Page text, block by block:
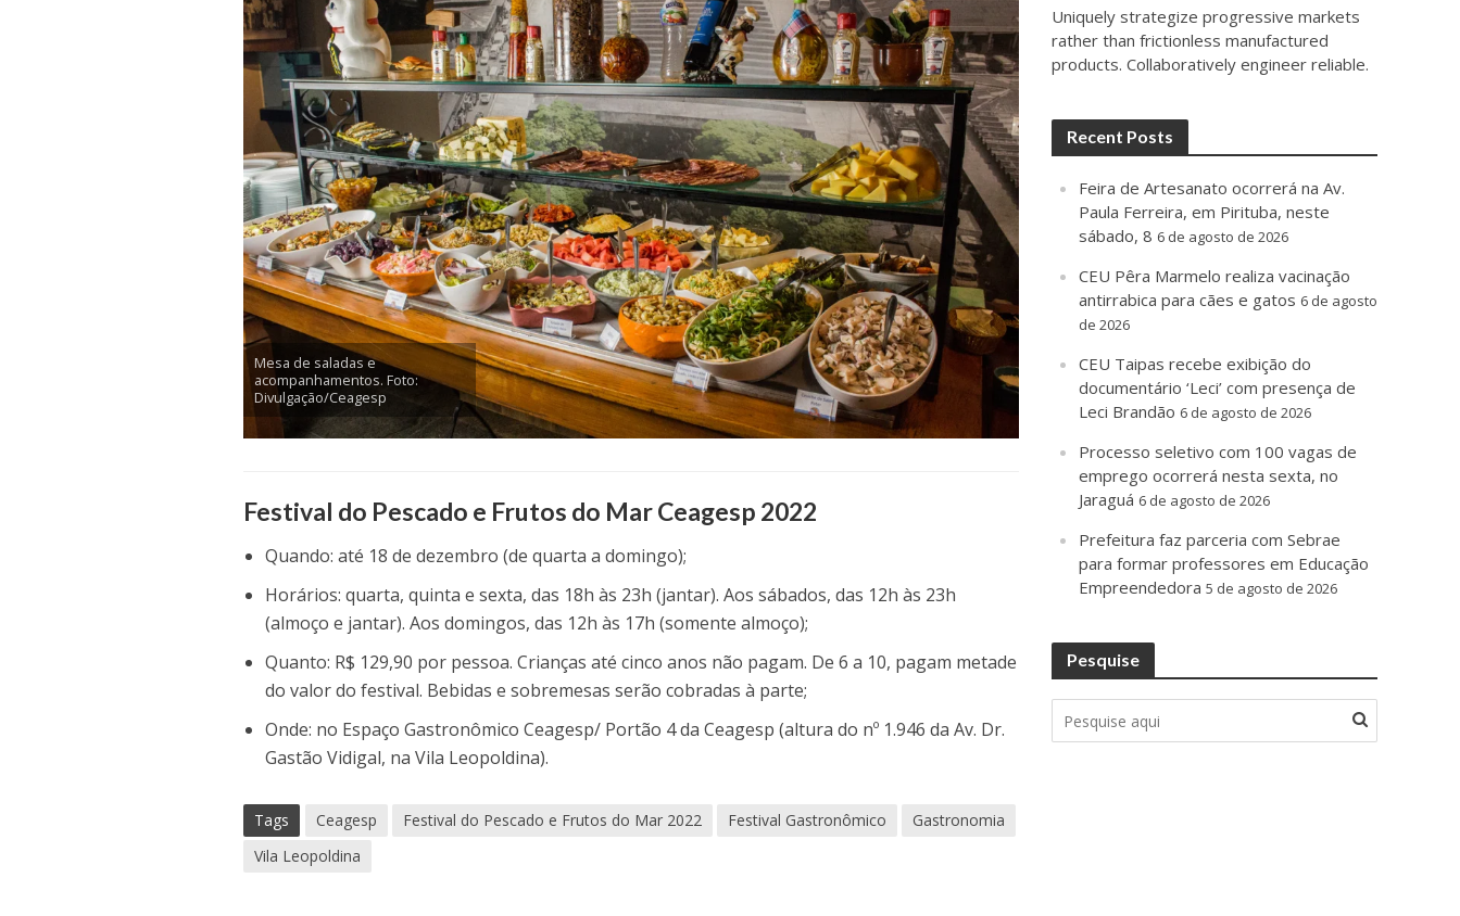
Mesa de saladas e
acompanhamentos. Foto:
Divulgação/Ceagesp
Festival do Pescado e Frutos do Mar Ceagesp 2022
Quando: até 18 de dezembro (de quarta a domingo);
Horários: quarta, quinta e sexta, das 18h às 23h (jantar). Aos sábados, das 12h às 23h
(almoço e jantar). Aos domingos, das 12h às 17h (somente almoço);
Quanto: R$ 129,90 por pessoa. Crianças até cinco anos não pagam. De 6 a 10, pagam metade
do valor do festival. Bebidas e sobremesas serão cobradas à parte;
Onde: no Espaço Gastronômico Ceagesp/ Portão 4 da Ceagesp (altura do nº 1.946 da Av. Dr.
Gastão Vidigal, na Vila Leopoldina).
Tags Ceagesp Festival do Pescado e Frutos do Mar 2022 Festival Gastronômico
Gastronomia
Vila Leopoldina
Uniquely strategize progressive markets
rather than frictionless manufactured
products. Collaboratively engineer reliable.
Recent Posts
Feira de Artesanato ocorrerá na Av.
Paula Ferreira, em Pirituba, neste
sábado, 8 6 de agosto de 2026
CEU Pêra Marmelo realiza vacinação
antirrabica para cães e gatos 6 de agosto
de 2026
CEU Taipas recebe exibição do
documentário ‘Leci’ com presença de
Leci Brandão 6 de agosto de 2026
Processo seletivo com 100 vagas de
emprego ocorrerá nesta sexta, no
Jaraguá 6 de agosto de 2026
Prefeitura faz parceria com Sebrae
para formar professores em Educação
Empreendedora 5 de agosto de 2026
Pesquise